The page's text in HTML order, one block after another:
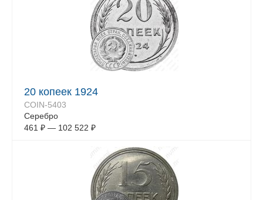
20 копеек 1924
COIN-5403
Серебро
461 ₽ — 102 522 ₽